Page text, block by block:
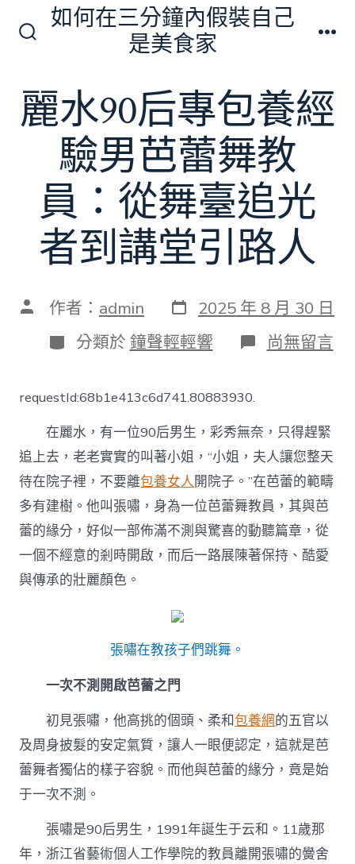
換
開
關
如何在三分鐘內假裝自己
是美食家
麗水90后專包養經
驗男芭蕾舞教
員：從舞臺追光
者到講堂引路人
文 作者： admin 發
表
日
期
2025 年 8 月 30 日
分
類
分類於 鐘聲輕輕響 在
〈麗
專
包
養
經
驗
男
芭
蕾
舞
教
堂
引
路
人〉
尚無留言
requestId:68b1e413c6d741.80883930.
在麗水，有一位90后男生，彩秀無奈，只得趕緊
追上去，老老實實的叫著小姐，“小姐，夫人讓您整天
待在院子裡，不要離包養女人開院子。”在芭蕾的範疇
多有建樹。他叫張嘯，身為一位芭蕾舞教員，其與芭
蕾的緣分，好似一部佈滿不測與驚喜的動聽篇章，從
一個不經意的剎時開啟，而后一路展陳著保持、酷愛
與傳承的壯麗顏色。
張嘯在教孩子們跳舞。
一次不測開啟芭蕾之門
初見張嘯，他高挑的個頭、柔和包養網的五官以
及周身披髮的安定氣質，讓人一眼便認定，這就是芭
蕾舞者獨佔的樣子容貌。而他與芭蕾的緣分，竟是始
于一次不測。
張嘯是90后男生，1991年誕生于云和。11歲那
年，浙江省藝術個人工作學院的教員離開張嘯的黌舍